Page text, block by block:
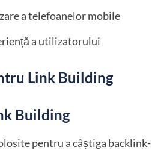
a telefoanelor mobile
a utilizatorului
Link Building
Building
pentru a câștiga backlink-